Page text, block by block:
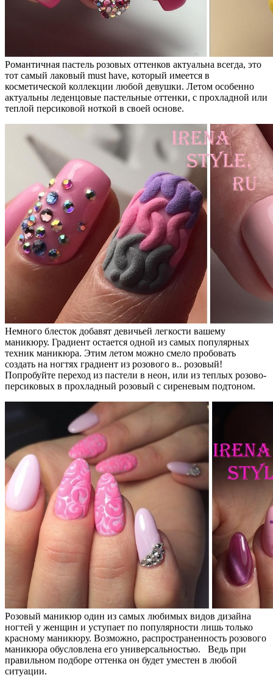
Романтичная пастель розовых оттенков актуальна всегда, это
тот самый лаковый must have, который имеется в
косметической коллекции любой девушки. Летом особенно
актуальны леденцовые пастельные оттенки, с прохладной или
теплой персиковой ноткой в своей основе.
Немного блесток добавят девичьей легкости вашему
маникюру. Градиент остается одной из самых популярных
техник маникюра. Этим летом можно смело пробовать
создать на ногтях градиент из розового в.. розовый!
Попробуйте переход из пастели в неон, или из теплых розово-
персиковых в прохладный розовый с сиреневым подтоном.
Розовый маникюр один из самых любимых видов дизайна
ногтей у женщин и уступает по популярности лишь только
красному маникюру. Возможно, распространенность розового
маникюра обусловлена его универсальностью. Ведь при
правильном подборе оттенка он будет уместен в любой
ситуации.